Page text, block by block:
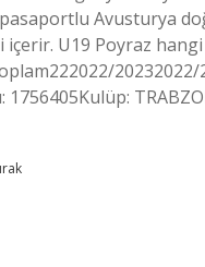
Avusturya
U19 Poyraz
20232022/